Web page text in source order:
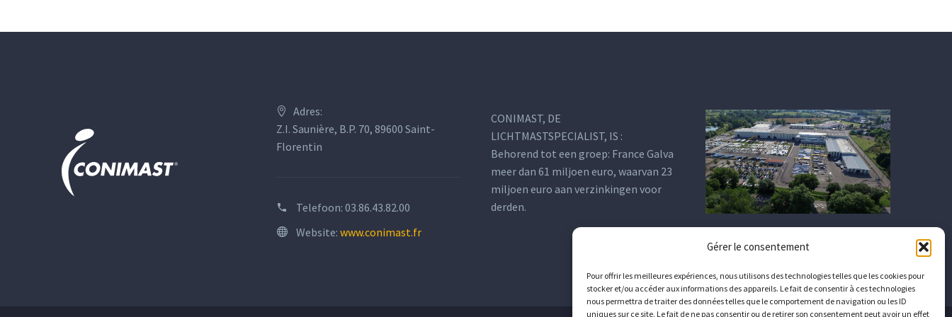
Gérer le consentement
Pour offrir les meilleures expériences, nous utilisons des technologies telles que les cookies pour
stocker et/ou accéder aux informations des appareils. Le fait de consentir à ces technologies
nous permettra de traiter des données telles que le comportement de navigation ou les ID
uniques sur ce site. Le fait de ne pas consentir ou de retirer son consentement peut avoir un effet
Adres:
Z.I. Saunière, B.P. 70, 89600 Saint-
Florentin
Telefoon: 03.86.43.82.00
Website: www.conimast.fr
CONIMAST, DE
LICHTMASTSPECIALIST, IS :
Behorend tot een groep: France Galva
meer dan 61 miljoen euro, waarvan 23
miljoen euro aan verzinkingen voor
derden.